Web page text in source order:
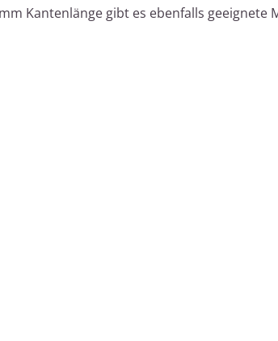
Kantenlänge gibt es ebenfalls geeignete